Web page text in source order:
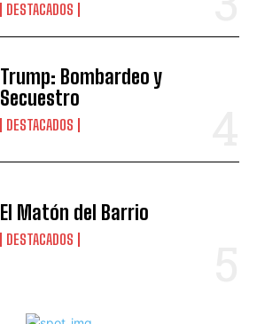
DESTACADOS
Trump: Bombardeo y
Secuestro
DESTACADOS
El Matón del Barrio
DESTACADOS